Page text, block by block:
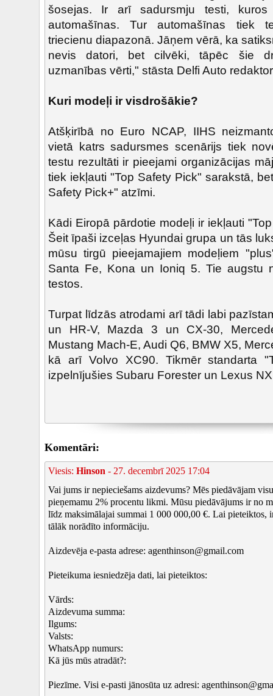
šosejas. Ir arī sadursmju testi, kuros
automašīnas. Tur automašīnas tiek
triecienu diapazonā. Jāņem vērā, ka
nevis datori, bet cilvēki, tāpēc šie
uzmanības vērti," stāsta Delfi Auto
Kuri modeļi ir visdrošākie?
Atšķirībā no Euro NCAP, IIHS
vietā katrs sadursmes scenārijs tiek
testu rezultāti ir pieejami organizācijas
tiek iekļauti "Top Safety Pick" sarakstā,
Safety Pick+" atzīmi.
Kādi Eiropā pārdotie modeļi ir iekļauti
Šeit īpaši izceļas Hyundai grupa un tās
mūsu tirgū pieejamajiem modeļiem
Santa Fe, Kona un Ioniq 5. Tie augstu
testos.
Turpat līdzās atrodami arī tādi labi
un HR-V, Mazda 3 un CX-30,
Mustang Mach-E, Audi Q6, BMW X5,
kā arī Volvo XC90. Tikmēr standarta
izpelnījušies Subaru Forester un Lexus
Komentāri:
Viesis: Hinson - 27. decembrī 2025 17:04
Vai jums ir nepieciešams aizdevums? Mēs piedāvājam
pieņemamu 2% procentu likmi. Mūsu piedāvājums ir no
līdz maksimālajai summai 1 000 000,00 €. Lai pieteiktos,
tālāk norādīto informāciju.
Aizdevēja e-pasta adrese: agenthinson@gmail.com
Pieteikuma iesniedzēja dati, lai pieteiktos:
Vārds:
Aizdevuma summa:
Ilgums:
Valsts:
WhatsApp numurs:
Kā jūs mūs atradāt?:
Piezīme. Visi e-pasti jānosūta uz adresi: